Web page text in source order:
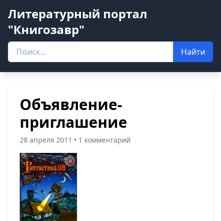
Литературный портал
"Книгозавр"
Найти
Объявление-
приглашение
28 апреля 2011 • 1 комментарий